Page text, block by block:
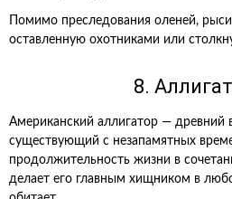
Помимо преследования оленей,
оставленную охотниками или
8.
Американский аллигатор —
существующий с незапамятных
продолжительность жизни в
делает его главным хищником в